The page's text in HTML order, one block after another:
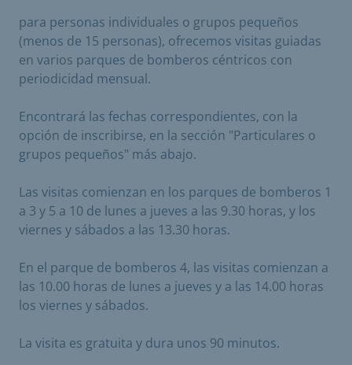
para personas individuales o grupos pequeños
(menos de 15 personas), ofrecemos visitas guiadas
en varios parques de bomberos céntricos con
periodicidad mensual.
Encontrará las fechas correspondientes, con la
opción de inscribirse, en la sección "Particulares o
grupos pequeños" más abajo.
Las visitas comienzan en los parques de bomberos 1
a 3 y 5 a 10 de lunes a jueves a las 9.30 horas, y los
viernes y sábados a las 13.30 horas.
En el parque de bomberos 4, las visitas comienzan a
las 10.00 horas de lunes a jueves y a las 14.00 horas
los viernes y sábados.
La visita es gratuita y dura unos 90 minutos.